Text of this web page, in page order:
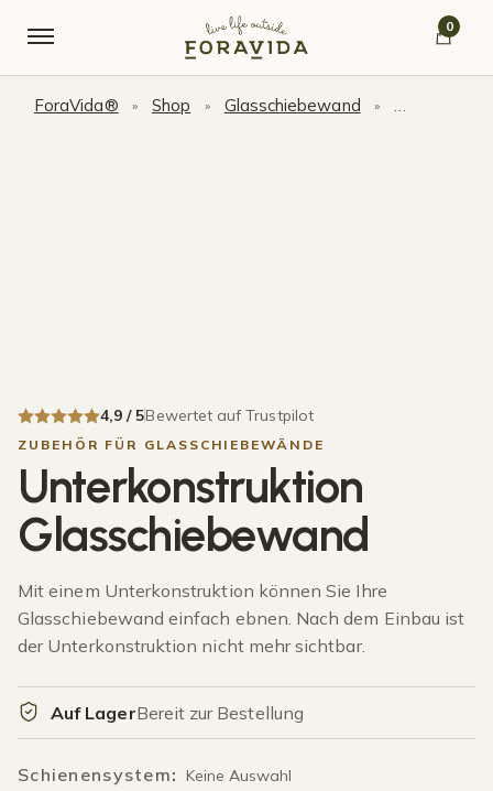
0
ForaVida® » Shop » Glasschiebewand » Zubehör für
4,9 / 5Bewertet auf Trustpilot
ZUBEHÖR FÜR GLASSCHIEBEWÄNDE
Unterkonstruktion
Glasschiebewand
Mit einem Unterkonstruktion können Sie Ihre
Glasschiebewand einfach ebnen. Nach dem Einbau ist
der Unterkonstruktion nicht mehr sichtbar.
Auf LagerBereit zur Bestellung
Schienensystem: Keine Auswahl